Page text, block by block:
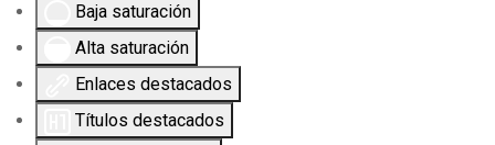
Baja saturación
Alta saturación
Enlaces destacados
Títulos destacados